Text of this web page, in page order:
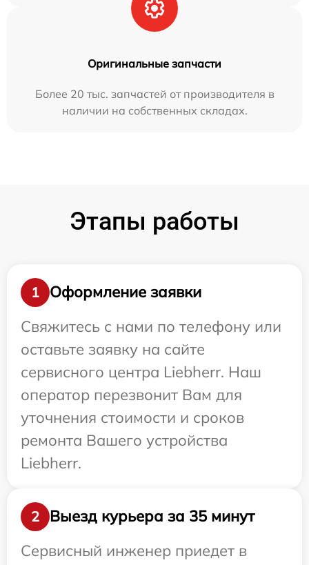
Оригинальные запчасти
Более 20 тыс. запчастей от производителя в
наличии на собственных складах.
Этапы работы
1
Оформление заявки
Свяжитесь с нами по телефону или
оставьте заявку на сайте
сервисного центра Liebherr. Наш
оператор перезвонит Вам для
уточнения стоимости и сроков
ремонта Вашего устройства
Liebherr.
2
Выезд курьера за 35 минут
Сервисный инженер приедет в